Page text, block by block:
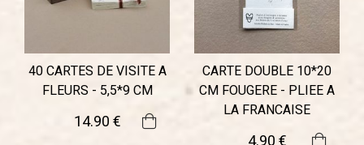
40 CARTES DE VISITE A
FLEURS - 5,5*9 CM
14.90€
CARTE DOUBLE 10*20
CM FOUGERE - PLIEE A
LA FRANCAISE